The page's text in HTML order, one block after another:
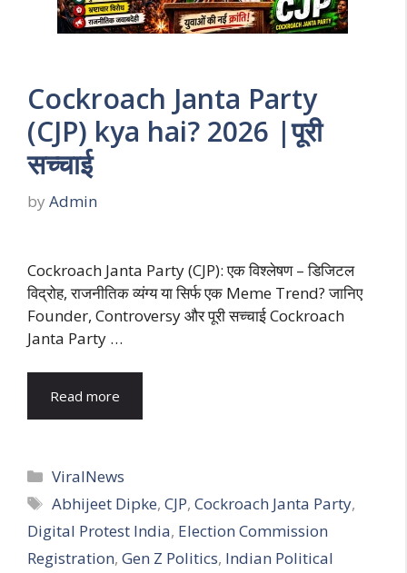
Cockroach Janta Party
(CJP) kya hai? 2026 |पूरी
सच्चाई
by Admin
Cockroach Janta Party (CJP): एक विश्लेषण – डिजिटल
विद्रोह, राजनीतिक व्यंग्य या सिर्फ एक Meme Trend? जानिए
Founder, Controversy और पूरी सच्चाई Cockroach
Janta Party …
Read more
Categories
ViralNews
Tags
Abhijeet Dipke,CJP,Cockroach Janta Party,
Digital Protest India, Election Commission
Registration, Gen Z Politics, Indian Political